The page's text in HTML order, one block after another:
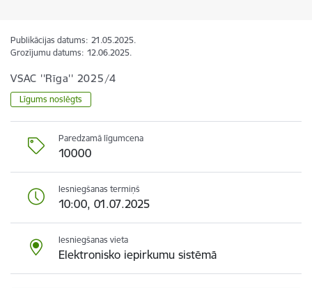
Publikācijas datums: 21.05.2025.
Grozījumu datums: 12.06.2025.
VSAC ''Rīga'' 2025/4
Līgums noslēgts
Paredzamā līgumcena
10000
Iesniegšanas termiņš
10:00, 01.07.2025
Iesniegšanas vieta
Elektronisko iepirkumu sistēmā